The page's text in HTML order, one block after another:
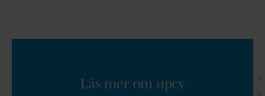
Läs mer om upcy